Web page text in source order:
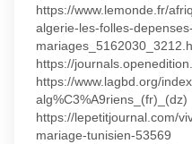
https://www.lemonde.fr/
algerie-les-folles-
https://
https://www.lagbd.org/
alg%C3%A9riens_(fr)_(dz)
https://lepetitjournal.com/
mariage-tunisien-53569